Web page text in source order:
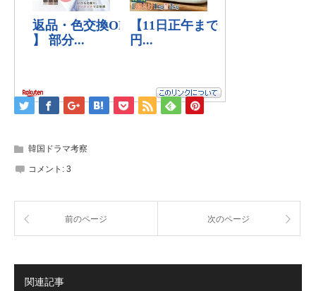
韓国ドラマ考察
コメント: 3
前のページ 次のページ
関連記事